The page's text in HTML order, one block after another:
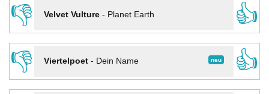
👎
Velvet Vulture- Planet Earth
👍
👎
neu
Viertelpoet- Dein Name
👍